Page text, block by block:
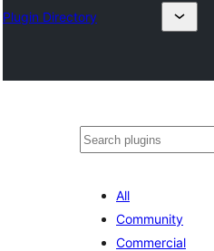
Plugin Directory
ရှာ
All
Community
Commercial